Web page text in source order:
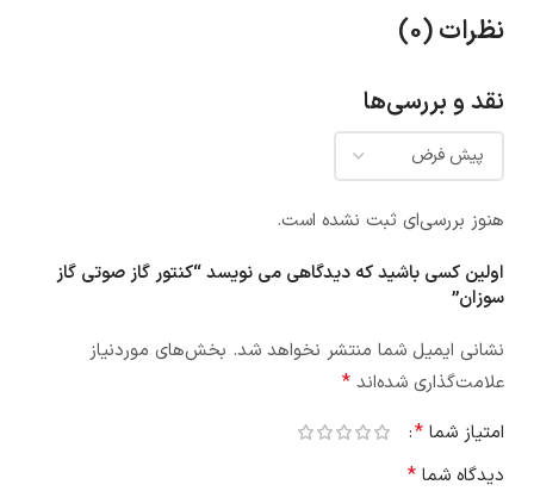
نظرات (0)
نقد و بررسی‌ها
هنوز بررسی‌ای ثبت نشده است.
اولین کسی باشید که دیدگاهی می نویسد “کنتور گاز صوتی گاز
سوزان”
نشانی ایمیل شما منتشر نخواهد شد. بخش‌های موردنیاز
علامت‌گذاری شده‌اند *
امتیاز شما *
دیدگاه شما *